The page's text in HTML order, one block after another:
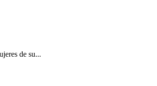
de su...